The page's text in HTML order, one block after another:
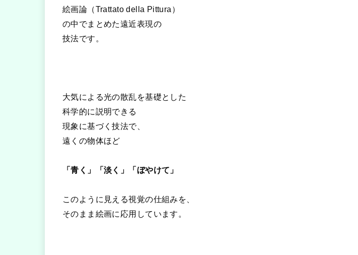
絵画論（Trattato della Pittura）
の中でまとめた遠近表現の
技法です。
大気による光の散乱を基礎とした
科学的に説明できる
現象に基づく技法で、
遠くの物体ほど
「青く」「淡く」「ぼやけて」
このように見える視覚の仕組みを、
そのまま絵画に応用しています。